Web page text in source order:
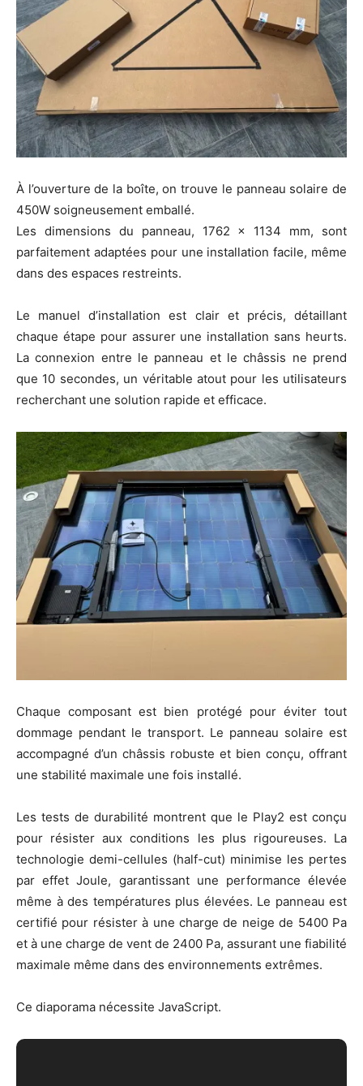
À l’ouverture de la boîte, on trouve le panneau solaire de
450W soigneusement emballé.
Les dimensions du panneau, 1762 x 1134 mm, sont
parfaitement adaptées pour une installation facile, même
dans des espaces restreints.
Le manuel d’installation est clair et précis, détaillant
chaque étape pour assurer une installation sans heurts.
La connexion entre le panneau et le châssis ne prend
que 10 secondes, un véritable atout pour les utilisateurs
recherchant une solution rapide et efficace.
Chaque composant est bien protégé pour éviter tout
dommage pendant le transport. Le panneau solaire est
accompagné d’un châssis robuste et bien conçu, offrant
une stabilité maximale une fois installé.
Les tests de durabilité montrent que le Play2 est conçu
pour résister aux conditions les plus rigoureuses. La
technologie demi-cellules (half-cut) minimise les pertes
par effet Joule, garantissant une performance élevée
même à des températures plus élevées. Le panneau est
certifié pour résister à une charge de neige de 5400 Pa
et à une charge de vent de 2400 Pa, assurant une fiabilité
maximale même dans des environnements extrêmes.
Ce diaporama nécessite JavaScript.